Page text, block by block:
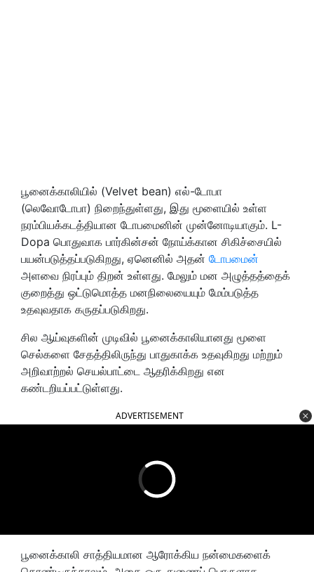
பூனைக்காலியில் (Velvet bean) எல்-டோபா
(லெவோடோபா) நிறைந்துள்ளது, இது மூளையில் உள்ள
நரம்பியக்கடத்தியான டோபமைனின் முன்னோடியாகும். L-
Dopa பொதுவாக பார்கின்சன் நோய்க்கான சிகிச்சையில்
பயன்படுத்தப்படுகிறது, ஏனெனில் அதன் டோபமைன்
அளவை நிரப்பும் திறன் உள்ளது. மேலும் மன அழுத்தத்தைக்
குறைத்து ஒட்டுமொத்த மனநிலையையும் மேம்படுத்த
உதவுவதாக கருதப்படுகிறது.
சில ஆய்வுகளின் முடிவில் பூனைக்காலியானது மூளை
செல்களை சேதத்திலிருந்து பாதுகாக்க உதவுகிறது மற்றும்
அறிவாற்றல் செயல்பாட்டை ஆதரிக்கிறது என
கண்டறியப்பட்டுள்ளது.
ADVERTISEMENT
பூனைக்காலி சாத்தியமான ஆரோக்கிய நன்மைகளைக்